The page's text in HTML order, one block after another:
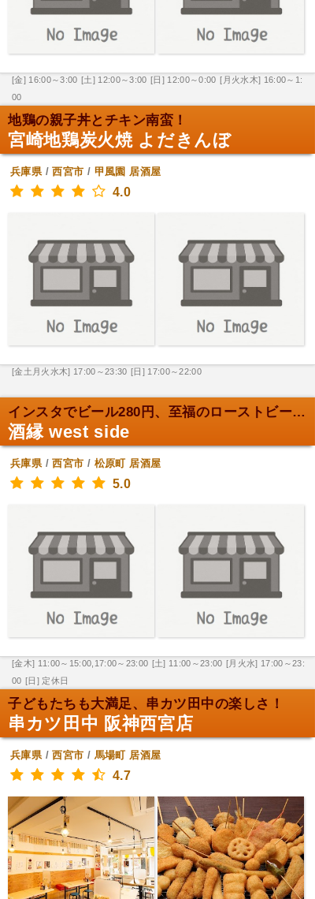
[金] 16:00～3:00 [土] 12:00～3:00 [日] 12:00～0:00 [月火水木] 16:00～1:
00
地鶏の親子丼とチキン南蛮！
宮崎地鶏炭火焼 よだきんぼ
兵庫県/西宮市 / 甲風園 居酒屋
4.0
[金土月火水木] 17:00～23:30 [日] 17:00～22:00
インスタでビール280円、至福のローストビーフ！
酒縁 west side
兵庫県/西宮市 / 松原町 居酒屋
5.0
[金木] 11:00～15:00,17:00～23:00 [土] 11:00～23:00 [月火水] 17:00～23:
00 [日] 定休日
子どもたちも大満足、串カツ田中の楽しさ！
串カツ田中 阪神西宮店
兵庫県/西宮市 / 馬場町 居酒屋
4.7